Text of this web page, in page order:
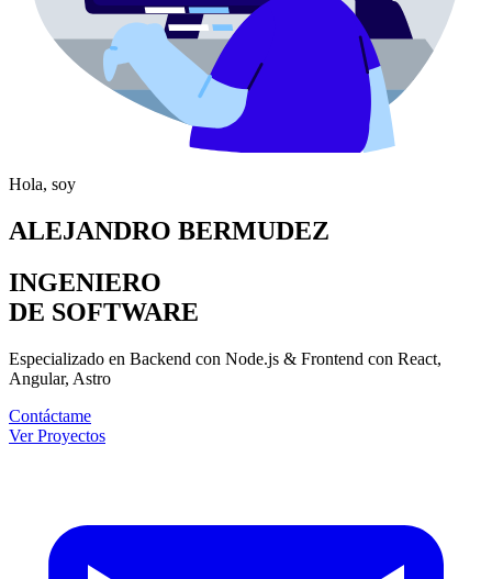
Hola, soy
ALEJANDRO BERMUDEZ
INGENIERO
DE SOFTWARE
Especializado en Backend con Node.js & Frontend con React,
Angular, Astro
Contáctame
Ver Proyectos